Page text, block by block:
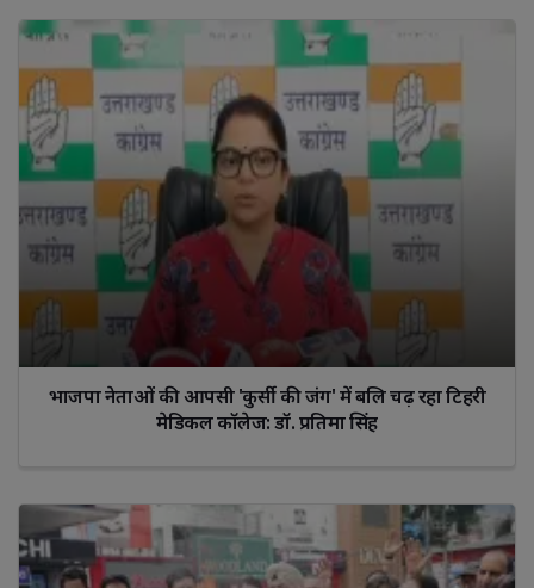
भाजपा नेताओं की आपसी 'कुर्सी की जंग' में बलि चढ़ रहा टिहरी
मेडिकल कॉलेज: डॉ. प्रतिमा सिंह